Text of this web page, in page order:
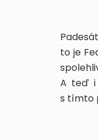
to je
A teď i
s tímto